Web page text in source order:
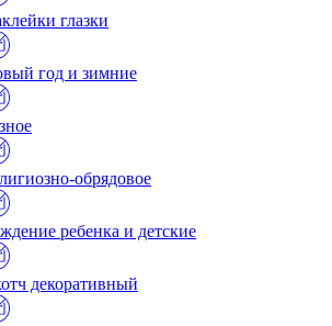
глазки
год и зимние
обрядовое
ребенка и детские
декоративный